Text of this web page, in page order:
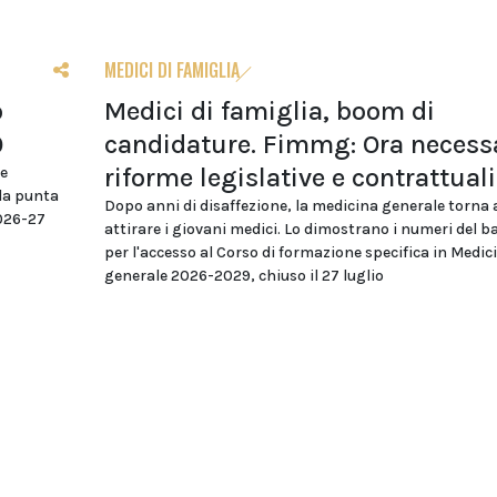
punta
27
MEDICI DI FAMIGLIA
Medici di famiglia, boom di
candidature. Fimmg: Ora
riforme legislative e contrattuali
Dopo anni di disaffezione, la medicina generale torna
attirare i giovani medici. Lo dimostrano i numeri del
per l'accesso al Corso di formazione specifica in
generale 2026-2029, chiuso il 27 luglio